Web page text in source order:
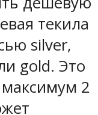
текила
silver,
gold. Это
2